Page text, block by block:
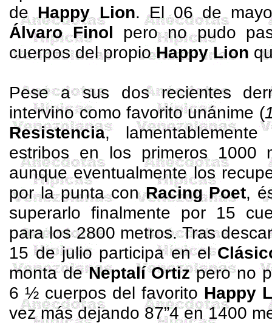
deHappyLion. El 06 de
ÁlvaroFinol pero no pudo
cuerpos del propioHappyLion
Pese a sus dos recientes
intervino como favorito unánime (
Resistencia,
estribos en los primeros 1000
aunque eventualmente los
por la punta conRacingPoet,
superarlo finalmente por 15
para los 2800 metros. Tras
15 de julio participa en el
monta deNeptalíOrtizpero no
6 ½ cuerpos del favorito Happy
vez más dejando 87”4 en 1400